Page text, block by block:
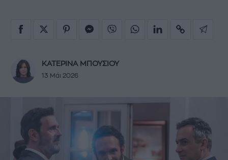
ΚΑΤΕΡΙΝΑ ΜΠΟΥΣΙΟΥ
13 Μάι 2026